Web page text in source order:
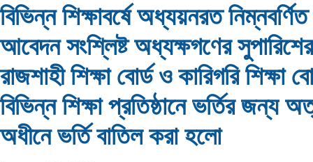
বিভিন্ন শিক্ষাবর্ষে অধ্যয়নরত নিম্নবর্ণিত
আবেদন সংশ্লিষ্ট অধ্যক্ষগণের
রাজশাহী শিক্ষা বোর্ড ও কারিগরি শিক্ষা
বিভিন্ন শিক্ষা প্রতিষ্ঠানে ভর্তির জন্য
অধীনে ভর্তি বাতিল করা হলো